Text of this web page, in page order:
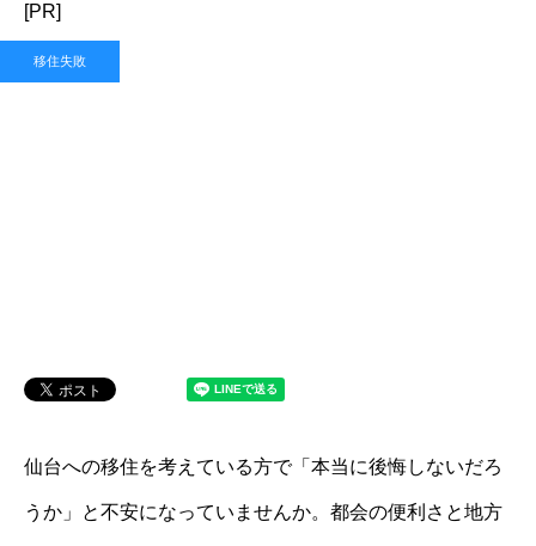
[PR]
移住失敗
仙台への移住を考えている方で「本当に後悔しないだろ
うか」と不安になっていませんか。都会の便利さと地方